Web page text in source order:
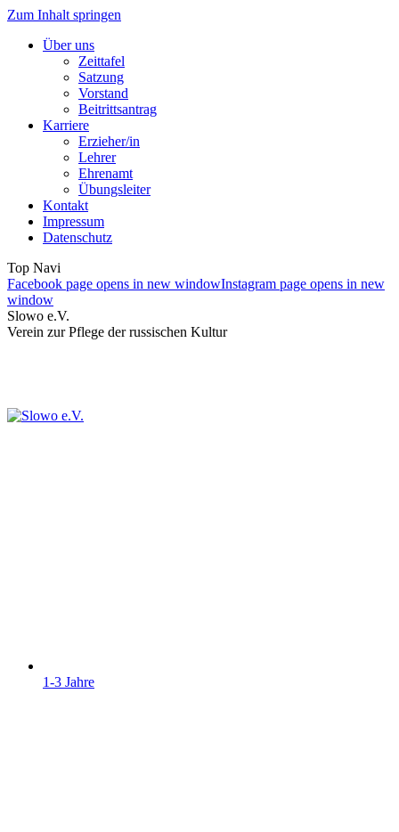
Zum Inhalt springen
Über uns
Zeittafel
Satzung
Vorstand
Beitrittsantrag
Karriere
Erzieher/in
Lehrer
Ehrenamt
Übungsleiter
Kontakt
Impressum
Datenschutz
Top Navi
Facebook page opens in new windowInstagram page opens in new
window
Slowo e.V.
Verein zur Pflege der russischen Kultur
1-3 Jahre